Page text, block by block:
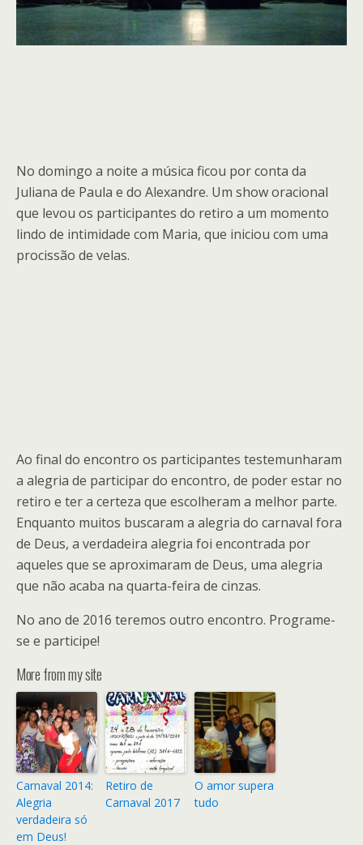
No domingo a noite a música ficou por conta da
Juliana de Paula e do Alexandre. Um show oracional
que levou os participantes do retiro a um momento
lindo de intimidade com Maria, que iniciou com uma
procissão de velas.
Ao final do encontro os participantes testemunharam
a alegria de participar do encontro, de poder estar no
retiro e ter a certeza que escolheram a melhor parte.
Enquanto muitos buscaram a alegria do carnaval fora
de Deus, a verdadeira alegria foi encontrada por
aqueles que se aproximaram de Deus, uma alegria
que não acaba na quarta-feira de cinzas.
No ano de 2016 teremos outro encontro. Programe-
se e participe!
More from my site
Carnaval 2014:
Alegria
verdadeira só
em Deus!
Retiro de
Carnaval 2017
O amor supera
tudo